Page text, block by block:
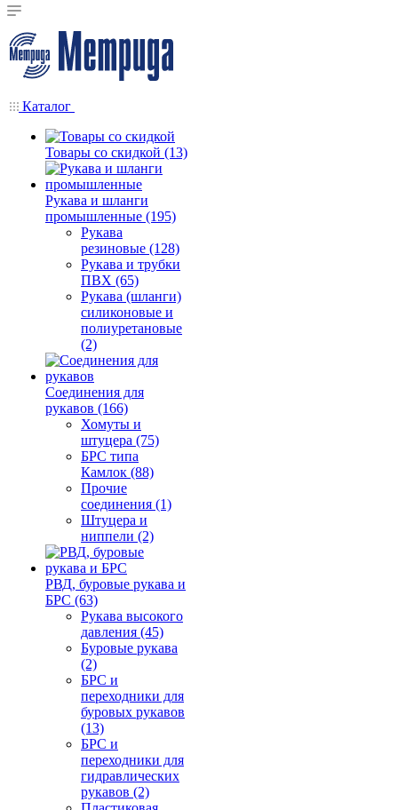
Каталог
Товары со скидкой (13)
Рукава и шланги
промышленные (195)
Рукава
резиновые (128)
Рукава и трубки
ПВХ (65)
Рукава (шланги)
силиконовые и
полиуретановые
(2)
Соединения для
рукавов (166)
Хомуты и
штуцера (75)
БРС типа
Камлок (88)
Прочие
соединения (1)
Штуцера и
ниппели (2)
РВД, буровые рукава и
БРС (63)
Рукава высокого
давления (45)
Буровые рукава
(2)
БРС и
переходники для
буровых рукавов
(13)
БРС и
переходники для
гидравлических
рукавов (2)